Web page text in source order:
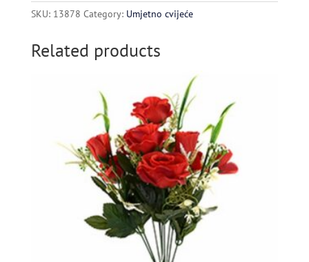
SKU: 13878 Category: Umjetno cvijeće
Related products